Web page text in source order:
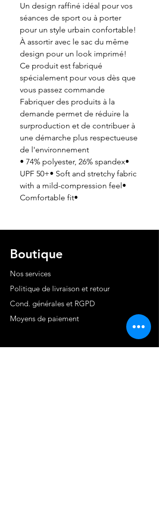
Un design raffiné idéal pour vos
séances de sport ou à porter
pour un style urbain confortable!
À assortir avec le sac du même
design pour un look imprimé!
Ce produit est fabriqué
spécialement pour vous dès que
vous passez commande
Fabriquer des produits à la
demande permet de réduire la
surproduction et de contribuer à
une démarche plus respectueuse
de l'environnement
• 74% polyester, 26% spandex•
UPF 50+• Soft and stretchy fabric
with a mild-compression feel•
Comfortable fit•
Boutique
Nos services
Politique de livraison et retour
Cond. générales et RGPD
Moyens de paiement